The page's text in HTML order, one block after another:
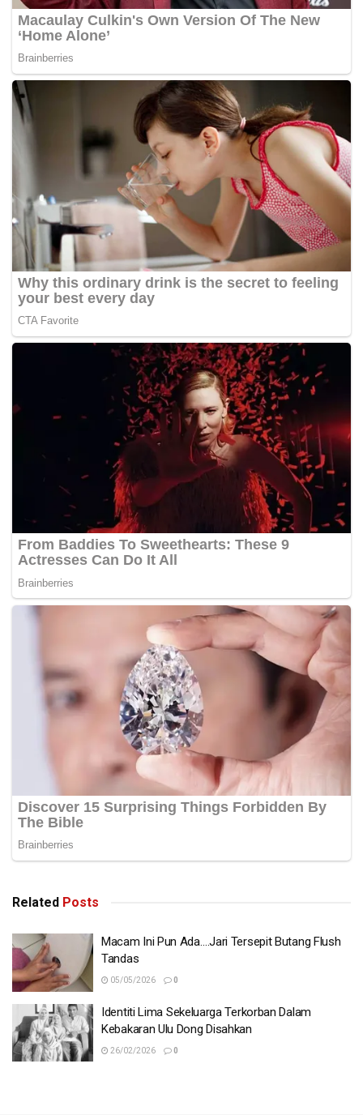
Related Posts
Macam Ini Pun Ada….Jari Tersepit Butang Flush
Tandas
05/05/2026 0
Identiti Lima Sekeluarga Terkorban Dalam
Kebakaran Ulu Dong Disahkan
26/02/2026 0